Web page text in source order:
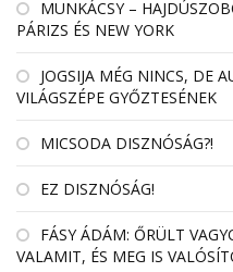
MUNKÁCSY –
PÁRIZS ÉS NEW YORK
JOGSIJA MÉG NINCS, DE
VILÁGSZÉPE GYŐZTESÉNEK
MICSODA DISZNÓSÁG?!
EZ DISZNÓSÁG!
FÁSY ÁDÁM: ŐRÜLT
VALAMIT, ÉS MEG IS